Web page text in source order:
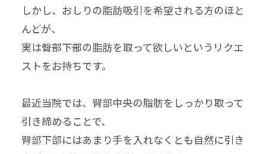
しかし、おしりの脂肪吸引を希望される方のほと
んどが、
実は臀部下部の脂肪を取って欲しいというリクエ
ストをお持ちです。
最近当院では、臀部中央の脂肪をしっかり取って
引き締めることで、
臀部下部にはあまり手を入れなくとも自然に引き